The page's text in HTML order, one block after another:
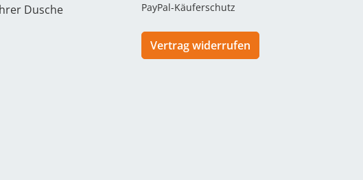
Dusche
PayPal-Käuferschutz
Vertrag widerrufen